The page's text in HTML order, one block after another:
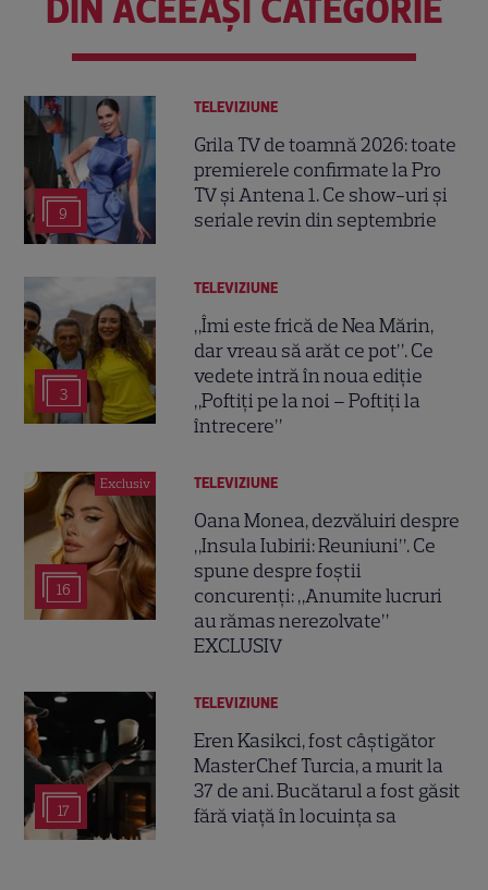
DIN ACEEAȘI CATEGORIE
9
TELEVIZIUNE
Grila TV de toamnă 2026: toate
premierele confirmate la Pro
TV și Antena 1. Ce show-uri și
seriale revin din septembrie
3
TELEVIZIUNE
„Îmi este frică de Nea Mărin,
dar vreau să arăt ce pot”. Ce
vedete intră în noua ediție
„Poftiți pe la noi – Poftiți la
întrecere”
Exclusiv
16
TELEVIZIUNE
Oana Monea, dezvăluiri despre
„Insula Iubirii: Reuniuni”. Ce
spune despre foștii
concurenți: „Anumite lucruri
au rămas nerezolvate”
EXCLUSIV
17
TELEVIZIUNE
Eren Kasikci, fost câștigător
MasterChef Turcia, a murit la
37 de ani. Bucătarul a fost găsit
fără viață în locuința sa